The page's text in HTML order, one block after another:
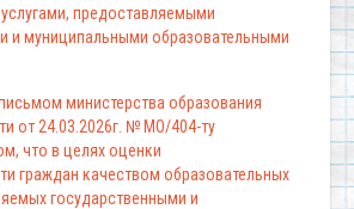
предоставляемыми
и муниципальными образовательными
министерства образования
от 24.03.2026г. № МО/404-ту
что в целях оценки
граждан качеством образовательных
государственными и